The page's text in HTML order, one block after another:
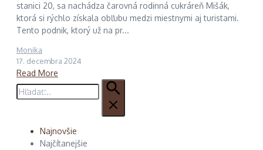
stanici 20, sa nachádza čarovná rodinná cukráreň Mišák,
ktorá si rýchlo získala obľubu medzi miestnymi aj turistami.
Tento podnik, ktorý už na pr...
Monika
17. decembra 2024
Read More
Hľadať:
Najnovšie
Najčítanejšie